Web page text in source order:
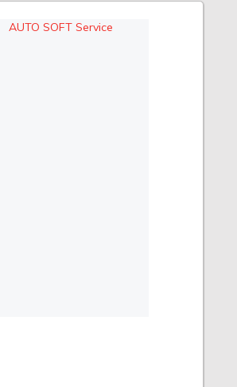
AUTO SOFT Service